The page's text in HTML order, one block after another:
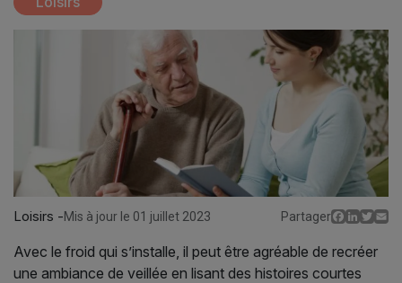
Loisirs -Mis à jour le 01 juillet 2023 Partager
Avec le froid qui s’installe, il peut être agréable de recréer
une ambiance de veillée en lisant des histoires courtes